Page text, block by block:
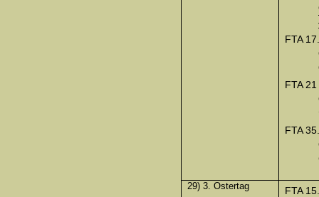
FTA 17.
FTA 21
FTA 35.
29) 3. Ostertag
FTA 15.